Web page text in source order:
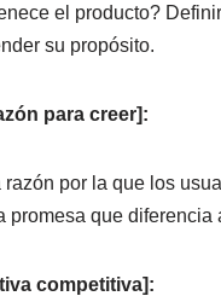
el producto?
su propósito.
para creer]:
por la que los
promesa que diferencia
competitiva]: